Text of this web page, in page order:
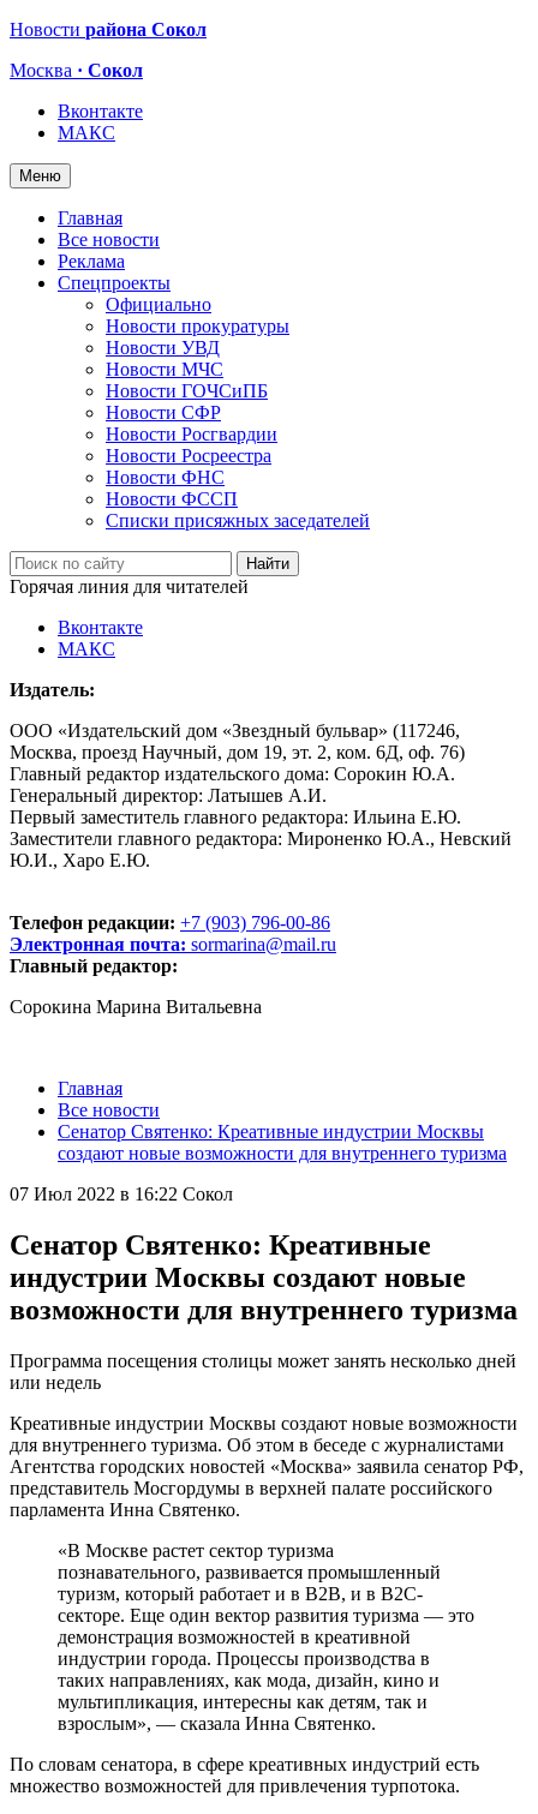
Новости района Сокол
Москва · Сокол
Вконтакте
МАКС
Меню
Главная
Все новости
Реклама
Спецпроекты
Официально
Новости прокуратуры
Новости УВД
Новости МЧС
Новости ГОЧСиПБ
Новости СФР
Новости Росгвардии
Новости Росреестра
Новости ФНС
Новости ФССП
Списки присяжных заседателей
Горячая линия для читателей
Вконтакте
МАКС
Издатель:
ООО «Издательский дом «Звездный бульвар» (117246,
Москва, проезд Научный, дом 19, эт. 2, ком. 6Д, оф. 76)
Главный редактор издательского дома: Сорокин Ю.А.
Генеральный директор: Латышев А.И.
Первый заместитель главного редактора: Ильина Е.Ю.
Заместители главного редактора: Мироненко Ю.А., Невский
Ю.И., Харо Е.Ю.
Телефон редакции: +7 (903) 796-00-86
Электронная почта: sormarina@mail.ru
Главный редактор:
Сорокина Марина Витальевна
Главная
Все новости
Сенатор Святенко: Креативные индустрии Москвы
создают новые возможности для внутреннего туризма
07 Июл 2022 в 16:22 Сокол
Сенатор Святенко: Креативные
индустрии Москвы создают новые
возможности для внутреннего туризма
Программа посещения столицы может занять несколько дней
или недель
Креативные индустрии Москвы создают новые возможности
для внутреннего туризма. Об этом в беседе с журналистами
Агентства городских новостей «Москва» заявила сенатор РФ,
представитель Мосгордумы в верхней палате российского
парламента Инна Святенко.
«В Москве растет сектор туризма
познавательного, развивается промышленный
туризм, который работает и в B2B, и в B2C-
секторе. Еще один вектор развития туризма — это
демонстрация возможностей в креативной
индустрии города. Процессы производства в
таких направлениях, как мода, дизайн, кино и
мультипликация, интересны как детям, так и
взрослым», — сказала Инна Святенко.
По словам сенатора, в сфере креативных индустрий есть
множество возможностей для привлечения турпотока.